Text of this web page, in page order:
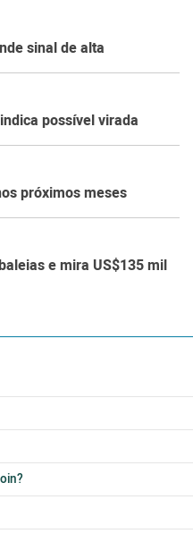
sinal de alta
possível virada
próximos meses
e mira US$135 mil